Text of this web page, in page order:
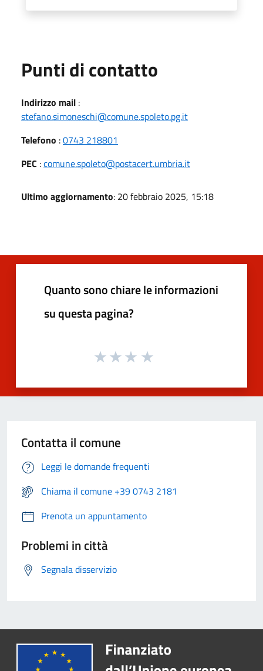
Punti di contatto
Indirizzo mail :
stefano.simoneschi@comune.spoleto.pg.it
Telefono :0743 218801
PEC :comune.spoleto@postacert.umbria.it
Ultimo aggiornamento: 20 febbraio 2025, 15:18
Quanto sono chiare le informazioni
su questa pagina?
Contatta il comune
Leggi le domande frequenti
Chiama il comune +39 0743 2181
Prenota un appuntamento
Problemi in città
Segnala disservizio